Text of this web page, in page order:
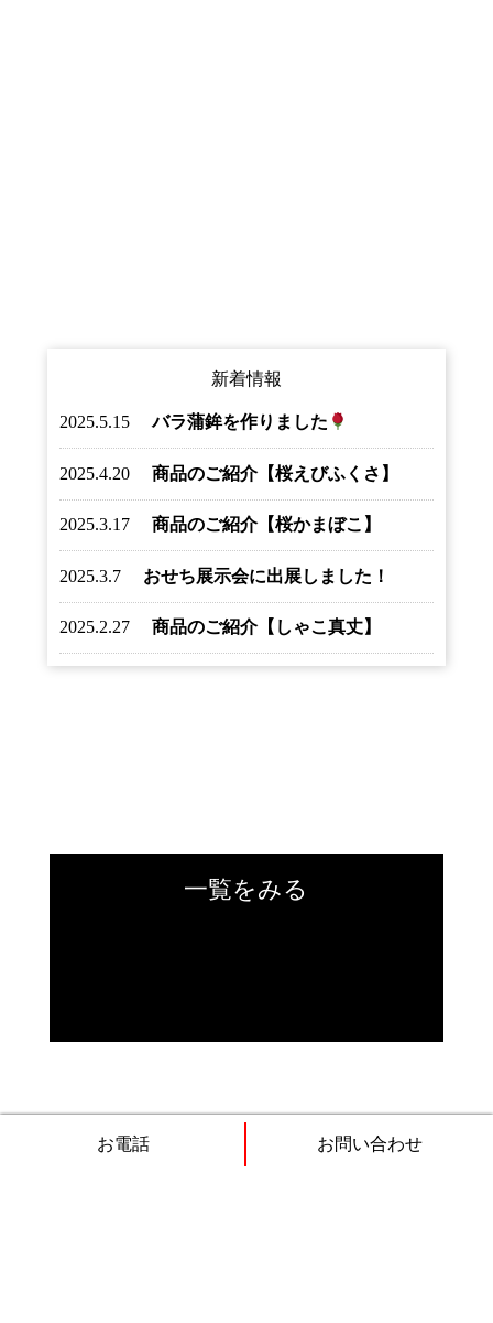
新着情報
2025.5.15 バラ蒲鉾を作りました
2025.4.20 商品のご紹介【桜えびふくさ】
2025.3.17 商品のご紹介【桜かまぼこ】
2025.3.7 おせち展示会に出展しました！
2025.2.27 商品のご紹介【しゃこ真丈】
一覧をみる
お電話 お問い合わせ